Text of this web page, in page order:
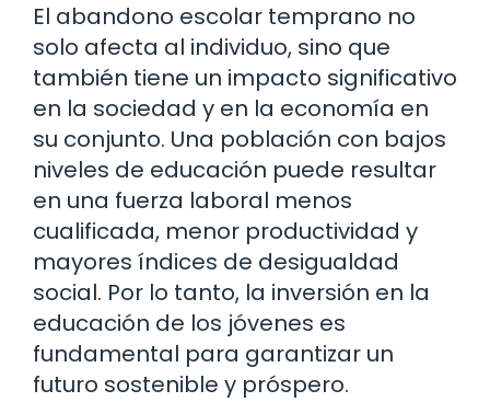
El abandono escolar temprano no
solo afecta al individuo, sino que
también tiene un impacto significativo
en la sociedad y en la economía en
su conjunto. Una población con bajos
niveles de educación puede resultar
en una fuerza laboral menos
cualificada, menor productividad y
mayores índices de desigualdad
social. Por lo tanto, la inversión en la
educación de los jóvenes es
fundamental para garantizar un
futuro sostenible y próspero.